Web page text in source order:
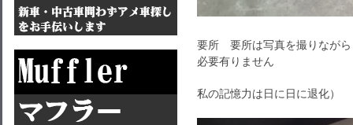
要所 要所は写真を撮りなが
必要有りません
私の記憶力は日に日に退化）